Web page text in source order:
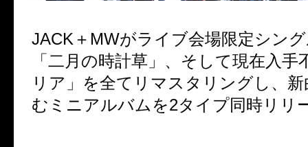
JACK＋MWがライブ会場限定シン
「二月の時計草」、そして現在入手
リア」を全てリマスタリングし、
むミニアルバムを2タイプ同時リリ